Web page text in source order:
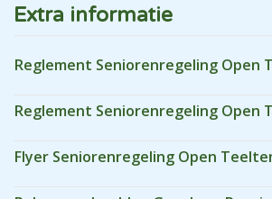
Extra informatie
Reglement Seniorenregeling Open
Reglement Seniorenregeling Open
Flyer Seniorenregeling Open